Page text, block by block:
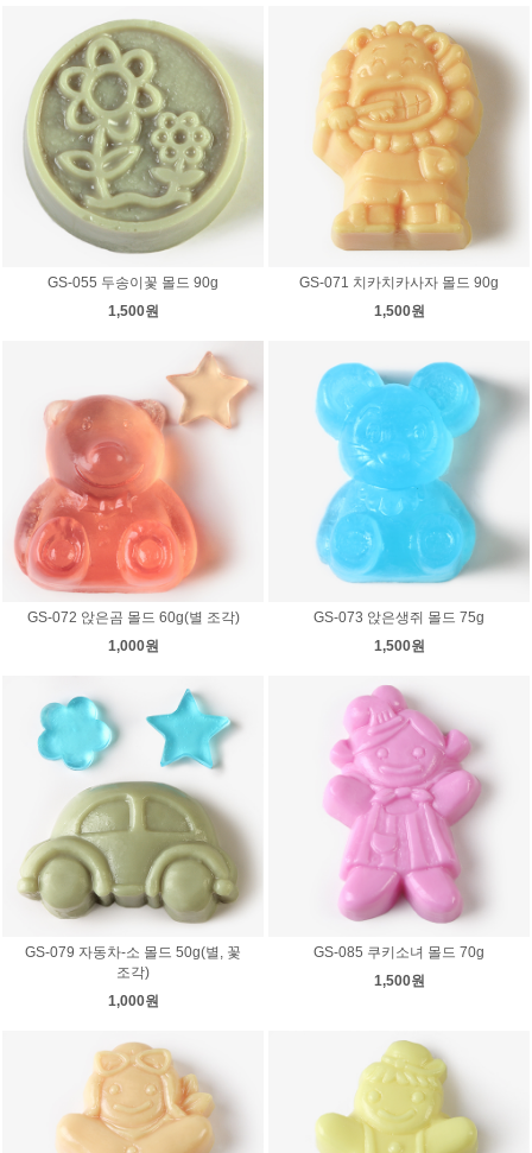
GS-055 두송이꽃 몰드 90g
1,500원
GS-071 치카치카사자 몰드 90g
1,500원
GS-072 앉은곰 몰드 60g(별 조각)
1,000원
GS-073 앉은생쥐 몰드 75g
1,500원
GS-079 자동차-소 몰드 50g(별, 꽃
조각)
1,000원
GS-085 쿠키소녀 몰드 70g
1,500원